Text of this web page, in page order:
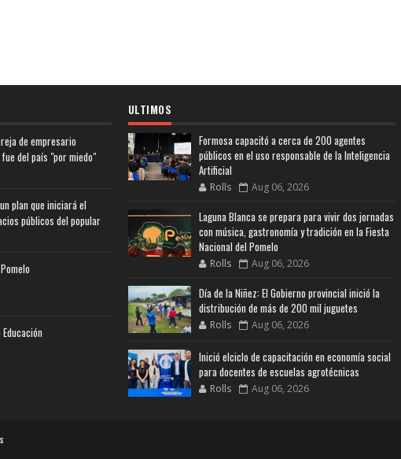
de empresario
del país "por miedo"
plan que iniciará el
públicos del popular
ULTIMOS
Formosa capacitó a cerca de 200 agentes
públicos en el uso responsable de la Inteligencia
Artificial
Rolls Aug 06, 2026
Laguna Blanca se prepara para vivir dos jornadas
con música, gastronomía y tradición en la Fiesta
Nacional del Pomelo
Rolls Aug 06, 2026
Día de la Niñez: El Gobierno provincial inició la
distribución de más de 200 mil juguetes
Rolls Aug 06, 2026
Inició elciclo de capacitación en economía social
para docentes de escuelas agrotécnicas
Rolls Aug 06, 2026